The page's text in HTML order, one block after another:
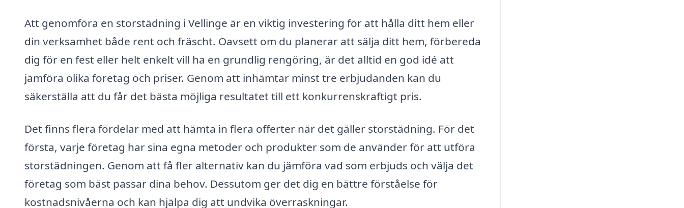
Att genomföra en storstädning i Vellinge är en viktig investering för att hålla ditt hem eller
din verksamhet både rent och fräscht. Oavsett om du planerar att sälja ditt hem, förbereda
dig för en fest eller helt enkelt vill ha en grundlig rengöring, är det alltid en god idé att
jämföra olika företag och priser. Genom att inhämtar minst tre erbjudanden kan du
säkerställa att du får det bästa möjliga resultatet till ett konkurrenskraftigt pris.
Det finns flera fördelar med att hämta in flera offerter när det gäller storstädning. För det
första, varje företag har sina egna metoder och produkter som de använder för att utföra
storstädningen. Genom att få fler alternativ kan du jämföra vad som erbjuds och välja det
företag som bäst passar dina behov. Dessutom ger det dig en bättre förståelse för
kostnadsnivåerna och kan hjälpa dig att undvika överraskningar.